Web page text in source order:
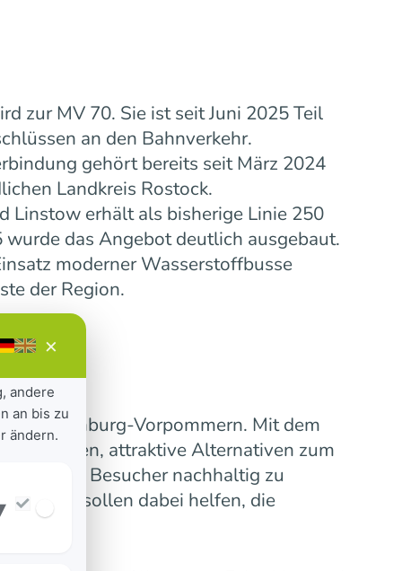
zur MV 70. Sie ist seit Juni 2025 Teil
an den Bahnverkehr.
gehört bereits seit März 2024
Landkreis Rostock.
Linstow erhält als bisherige Linie 250
das Angebot deutlich ausgebaut.
moderner Wasserstoffbusse
der Region.
Mecklenburg-Vorpommern. Mit dem
verbinden, attraktive Alternativen zum
und Besucher nachhaltig zu
sollen dabei helfen, die
×
andere
an bis zu
ändern.